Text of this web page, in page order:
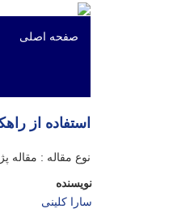
صفحه اصلی
استفاده از
نوع مقاله : مقاله
نویسنده
سارا کلینی